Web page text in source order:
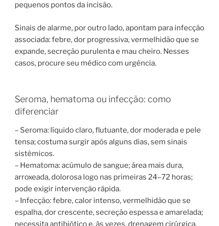
pequenos pontos da incisão.
Sinais de alarme, por outro lado, apontam para infecção
associada: febre, dor progressiva, vermelhidão que se
expande, secreção purulenta e mau cheiro. Nesses
casos, procure seu médico com urgência.
Seroma, hematoma ou infecção: como
diferenciar
– Seroma: líquido claro, flutuante, dor moderada e pele
tensa; costuma surgir após alguns dias, sem sinais
sistêmicos.
– Hematoma: acúmulo de sangue; área mais dura,
arroxeada, dolorosa logo nas primeiras 24–72 horas;
pode exigir intervenção rápida.
– Infecção: febre, calor intenso, vermelhidão que se
espalha, dor crescente, secreção espessa e amarelada;
necessita antibiótico e, às vezes, drenagem cirúrgica.